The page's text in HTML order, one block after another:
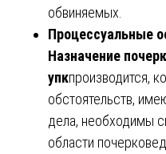
обвиняемых.
Процессуальные
Назначение
упкпроизводится,
обстоятельств,
дела, необходимы
области